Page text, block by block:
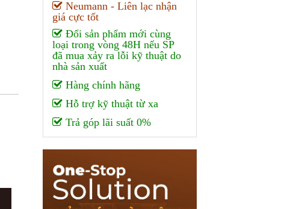
Neumann - Liên lạc nhận
giá cực tốt
Đổi sản phẩm mới cùng
loại trong vòng 48H nếu SP
đã mua xảy ra lỗi kỹ thuật do
nhà sản xuất
Hàng chính hãng
Hỗ trợ kỹ thuật từ xa
Trả góp lãi suất 0%